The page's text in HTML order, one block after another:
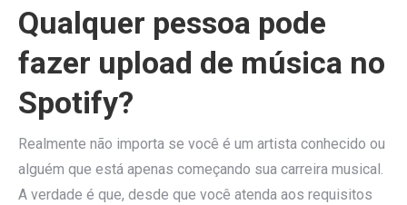
Qualquer pessoa pode
fazer upload de música no
Spotify?
Realmente não importa se você é um artista conhecido ou
alguém que está apenas começando sua carreira musical.
A verdade é que, desde que você atenda aos requisitos